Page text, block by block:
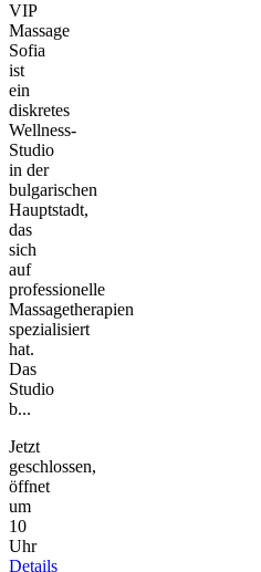
VIP
Massage
Sofia
ist
ein
diskretes
Wellness-
Studio
in der
bulgarischen
Hauptstadt,
das
sich
auf
professionelle
Massagetherapien
spezialisiert
hat.
Das
Studio
b...
Jetzt
geschlossen,
öffnet
um
10
Uhr
Details